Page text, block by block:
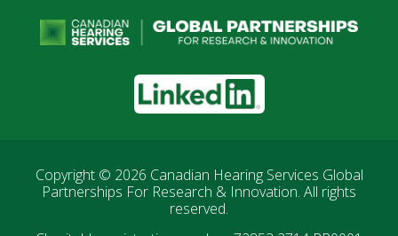
LinkedIn
Copyright © 2026 Canadian Hearing Services Global
Partnerships For Research & Innovation. All rights
reserved.